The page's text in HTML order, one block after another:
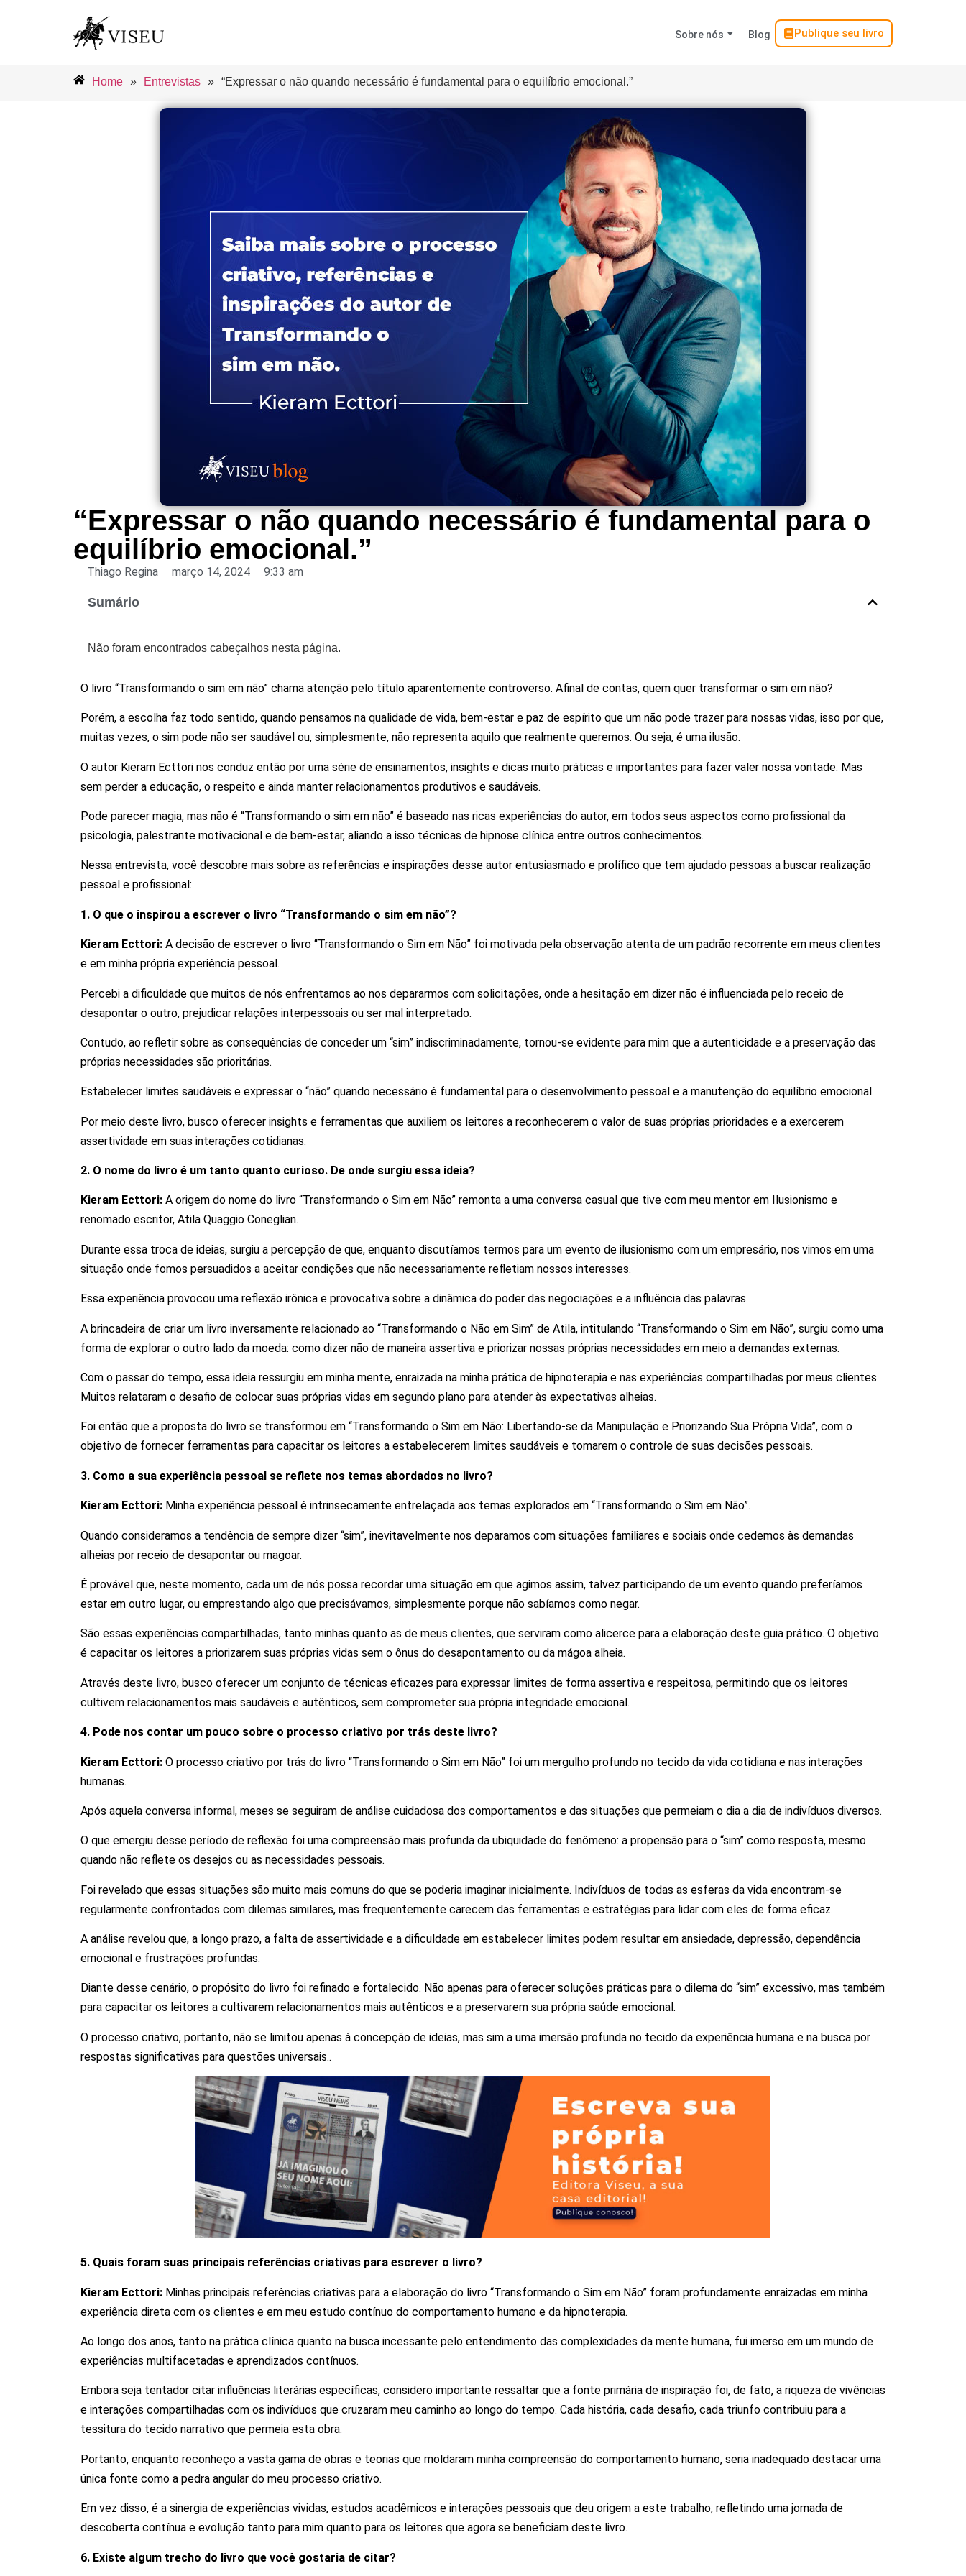
Sobre nós Blog Publique seu livro
Home » Entrevistas » “Expressar o não quando necessário é fundamental para o equilíbrio emocional.”
“Expressar o não quando necessário é fundamental para o
equilíbrio emocional.”
Thiago Regina março 14, 2024 9:33 am
Sumário
Não foram encontrados cabeçalhos nesta página.
O livro “Transformando o sim em não” chama atenção pelo título aparentemente controverso. Afinal de contas, quem quer transformar o sim em não?
Porém, a escolha faz todo sentido, quando pensamos na qualidade de vida, bem-estar e paz de espírito que um não pode trazer para nossas vidas, isso por que,
muitas vezes, o sim pode não ser saudável ou, simplesmente, não representa aquilo que realmente queremos. Ou seja, é uma ilusão.
O autor Kieram Ecttori nos conduz então por uma série de ensinamentos, insights e dicas muito práticas e importantes para fazer valer nossa vontade. Mas
sem perder a educação, o respeito e ainda manter relacionamentos produtivos e saudáveis.
Pode parecer magia, mas não é “Transformando o sim em não” é baseado nas ricas experiências do autor, em todos seus aspectos como profissional da
psicologia, palestrante motivacional e de bem-estar, aliando a isso técnicas de hipnose clínica entre outros conhecimentos.
Nessa entrevista, você descobre mais sobre as referências e inspirações desse autor entusiasmado e prolífico que tem ajudado pessoas a buscar realização
pessoal e profissional:
1. O que o inspirou a escrever o livro “Transformando o sim em não”?
Kieram Ecttori: A decisão de escrever o livro “Transformando o Sim em Não” foi motivada pela observação atenta de um padrão recorrente em meus clientes
e em minha própria experiência pessoal.
Percebi a dificuldade que muitos de nós enfrentamos ao nos depararmos com solicitações, onde a hesitação em dizer não é influenciada pelo receio de
desapontar o outro, prejudicar relações interpessoais ou ser mal interpretado.
Contudo, ao refletir sobre as consequências de conceder um “sim” indiscriminadamente, tornou-se evidente para mim que a autenticidade e a preservação das
próprias necessidades são prioritárias.
Estabelecer limites saudáveis e expressar o “não” quando necessário é fundamental para o desenvolvimento pessoal e a manutenção do equilíbrio emocional.
Por meio deste livro, busco oferecer insights e ferramentas que auxiliem os leitores a reconhecerem o valor de suas próprias prioridades e a exercerem
assertividade em suas interações cotidianas.
2. O nome do livro é um tanto quanto curioso. De onde surgiu essa ideia?
Kieram Ecttori: A origem do nome do livro “Transformando o Sim em Não” remonta a uma conversa casual que tive com meu mentor em Ilusionismo e
renomado escritor, Atila Quaggio Coneglian.
Durante essa troca de ideias, surgiu a percepção de que, enquanto discutíamos termos para um evento de ilusionismo com um empresário, nos vimos em uma
situação onde fomos persuadidos a aceitar condições que não necessariamente refletiam nossos interesses.
Essa experiência provocou uma reflexão irônica e provocativa sobre a dinâmica do poder das negociações e a influência das palavras.
A brincadeira de criar um livro inversamente relacionado ao “Transformando o Não em Sim” de Atila, intitulando “Transformando o Sim em Não”, surgiu como uma
forma de explorar o outro lado da moeda: como dizer não de maneira assertiva e priorizar nossas próprias necessidades em meio a demandas externas.
Com o passar do tempo, essa ideia ressurgiu em minha mente, enraizada na minha prática de hipnoterapia e nas experiências compartilhadas por meus clientes.
Muitos relataram o desafio de colocar suas próprias vidas em segundo plano para atender às expectativas alheias.
Foi então que a proposta do livro se transformou em “Transformando o Sim em Não: Libertando-se da Manipulação e Priorizando Sua Própria Vida”, com o
objetivo de fornecer ferramentas para capacitar os leitores a estabelecerem limites saudáveis e tomarem o controle de suas decisões pessoais.
3. Como a sua experiência pessoal se reflete nos temas abordados no livro?
Kieram Ecttori: Minha experiência pessoal é intrinsecamente entrelaçada aos temas explorados em “Transformando o Sim em Não”.
Quando consideramos a tendência de sempre dizer “sim”, inevitavelmente nos deparamos com situações familiares e sociais onde cedemos às demandas
alheias por receio de desapontar ou magoar.
É provável que, neste momento, cada um de nós possa recordar uma situação em que agimos assim, talvez participando de um evento quando preferíamos
estar em outro lugar, ou emprestando algo que precisávamos, simplesmente porque não sabíamos como negar.
São essas experiências compartilhadas, tanto minhas quanto as de meus clientes, que serviram como alicerce para a elaboração deste guia prático. O objetivo
é capacitar os leitores a priorizarem suas próprias vidas sem o ônus do desapontamento ou da mágoa alheia.
Através deste livro, busco oferecer um conjunto de técnicas eficazes para expressar limites de forma assertiva e respeitosa, permitindo que os leitores
cultivem relacionamentos mais saudáveis e autênticos, sem comprometer sua própria integridade emocional.
4. Pode nos contar um pouco sobre o processo criativo por trás deste livro?
Kieram Ecttori: O processo criativo por trás do livro “Transformando o Sim em Não” foi um mergulho profundo no tecido da vida cotidiana e nas interações
humanas.
Após aquela conversa informal, meses se seguiram de análise cuidadosa dos comportamentos e das situações que permeiam o dia a dia de indivíduos diversos.
O que emergiu desse período de reflexão foi uma compreensão mais profunda da ubiquidade do fenômeno: a propensão para o “sim” como resposta, mesmo
quando não reflete os desejos ou as necessidades pessoais.
Foi revelado que essas situações são muito mais comuns do que se poderia imaginar inicialmente. Indivíduos de todas as esferas da vida encontram-se
regularmente confrontados com dilemas similares, mas frequentemente carecem das ferramentas e estratégias para lidar com eles de forma eficaz.
A análise revelou que, a longo prazo, a falta de assertividade e a dificuldade em estabelecer limites podem resultar em ansiedade, depressão, dependência
emocional e frustrações profundas.
Diante desse cenário, o propósito do livro foi refinado e fortalecido. Não apenas para oferecer soluções práticas para o dilema do “sim” excessivo, mas também
para capacitar os leitores a cultivarem relacionamentos mais autênticos e a preservarem sua própria saúde emocional.
O processo criativo, portanto, não se limitou apenas à concepção de ideias, mas sim a uma imersão profunda no tecido da experiência humana e na busca por
respostas significativas para questões universais..
5. Quais foram suas principais referências criativas para escrever o livro?
Kieram Ecttori: Minhas principais referências criativas para a elaboração do livro “Transformando o Sim em Não” foram profundamente enraizadas em minha
experiência direta com os clientes e em meu estudo contínuo do comportamento humano e da hipnoterapia.
Ao longo dos anos, tanto na prática clínica quanto na busca incessante pelo entendimento das complexidades da mente humana, fui imerso em um mundo de
experiências multifacetadas e aprendizados contínuos.
Embora seja tentador citar influências literárias específicas, considero importante ressaltar que a fonte primária de inspiração foi, de fato, a riqueza de vivências
e interações compartilhadas com os indivíduos que cruzaram meu caminho ao longo do tempo. Cada história, cada desafio, cada triunfo contribuiu para a
tessitura do tecido narrativo que permeia esta obra.
Portanto, enquanto reconheço a vasta gama de obras e teorias que moldaram minha compreensão do comportamento humano, seria inadequado destacar uma
única fonte como a pedra angular do meu processo criativo.
Em vez disso, é a sinergia de experiências vividas, estudos acadêmicos e interações pessoais que deu origem a este trabalho, refletindo uma jornada de
descoberta contínua e evolução tanto para mim quanto para os leitores que agora se beneficiam deste livro.
6. Existe algum trecho do livro que você gostaria de citar?